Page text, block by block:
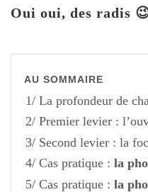
Oui oui, des radis
AU SOMMAIRE
1/ La profondeur de
2/ Premier levier :
3/ Second levier : la
4/ Cas pratique : la
5/ Cas pratique : la